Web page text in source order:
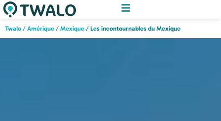
Twalo / Amérique / Mexique / Les incontournables du Mexique